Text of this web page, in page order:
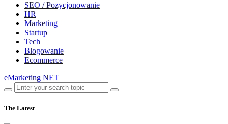
SEO / Pozycjonowanie
HR
Marketing
Startup
Tech
Blogowanie
Ecommerce
eMarketing NET
The Latest